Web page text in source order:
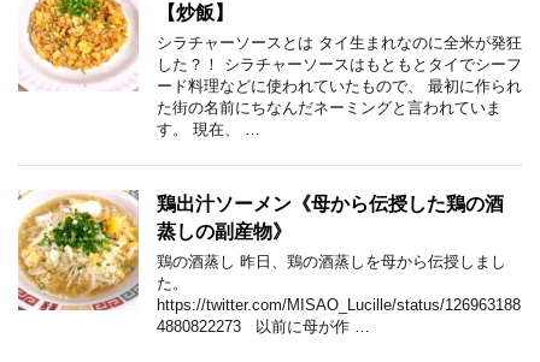
【炒飯】
シラチャーソースとは タイ生まれなのに全米が発狂
した？！ シラチャーソースはもともとタイでシーフ
ード料理などに使われていたもので、 最初に作られ
た街の名前にちなんだネーミングと言われていま
す。 現在、 …
鶏出汁ソーメン《母から伝授した鶏の酒
蒸しの副産物》
鶏の酒蒸し 昨日、鶏の酒蒸しを母から伝授しまし
た。
https://twitter.com/MISAO_Lucille/status/126963188
4880822273 以前に母が作 …